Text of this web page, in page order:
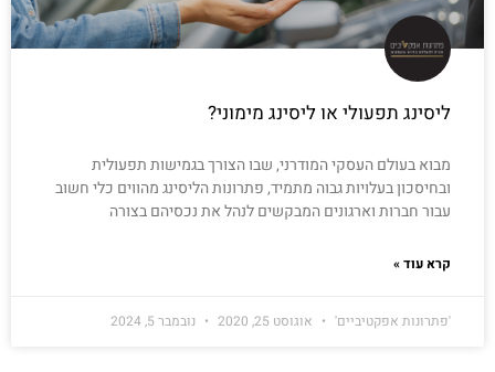
ליסינג תפעולי או ליסינג מימוני?
מבוא בעולם העסקי המודרני, שבו הצורך בגמישות תפעולית
ובחיסכון בעלויות גבוה מתמיד, פתרונות הליסינג מהווים כלי חשוב
עבור חברות וארגונים המבקשים לנהל את נכסיהם בצורה
קרא עוד »
'פתרונות אפקטיביים' אוגוסט 25, 2020 נובמבר 5, 2024